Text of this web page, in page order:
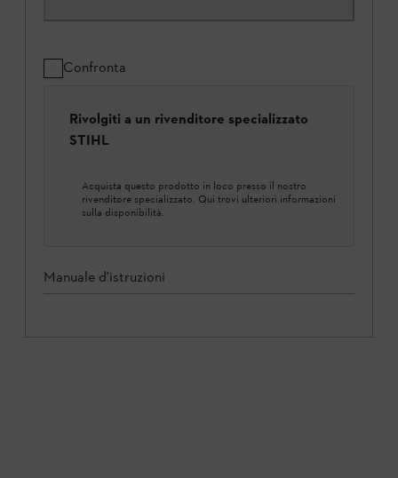
Confronta
Rivolgiti a un rivenditore specializzato
STIHL
Acquista questo prodotto in loco presso il nostro
rivenditore specializzato. Qui trovi ulteriori informazioni
sulla disponibilità.
Manuale d'istruzioni